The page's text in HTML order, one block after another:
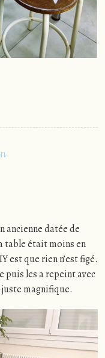
ancienne datée de
table était moins en
est que rien n’est figé.
puis les a repeint avec
magnifique.